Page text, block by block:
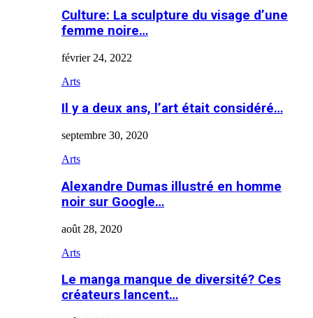
Culture: La sculpture du visage d’une
femme noire…
février 24, 2022
Arts
Il y a deux ans, l’art était considéré…
septembre 30, 2020
Arts
Alexandre Dumas illustré en homme
noir sur Google…
août 28, 2020
Arts
Le manga manque de diversité? Ces
créateurs lancent…